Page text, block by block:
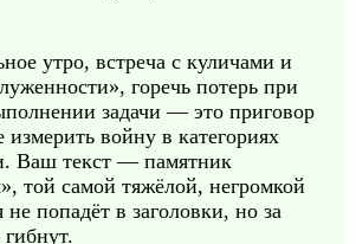
утро, встреча с куличами и
горечь потерь при
задачи — это приговор
войну в категориях
Ваш текст — памятник
той самой тяжёлой, негромкой
не попадёт в заголовки, но за